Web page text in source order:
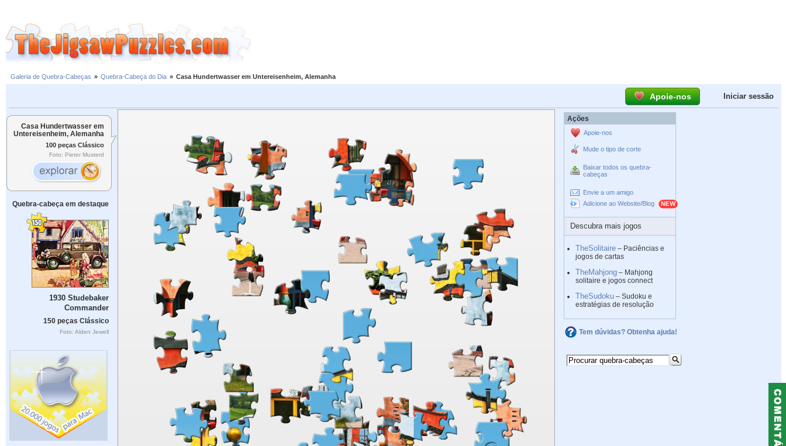
Galeria de Quebra-Cabeças » Quebra-Cabeça do Dia » Casa Hundertwasser em Untereisenheim, Alemanha
Apoie-nos Iniciar sessão
Casa Hundertwasser em
Untereisenheim, Alemanha
100 peças Clássico
Foto: Pieter Musterd
Quebra-cabeça em destaque
1930 Studebaker
Commander
150 peças Clássico
Foto: Alden Jewell
Ações
Apoie-nos
Mude o tipo de corte
Baixar todos os quebra-
cabeças
Envie a um amigo
Adicione ao Website/Blog
Descubra mais jogos
TheSolitaire – Paciências e
jogos de cartas
TheMahjong – Mahjong
solitaire e jogos connect
TheSudoku – Sudoku e
estratégias de resolução
Tem dúvidas? Obtenha ajuda!